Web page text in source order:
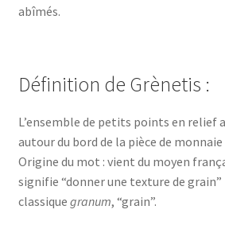
abîmés.
Définition de Grènetis :
L’ensemble de petits points en relief
autour du bord de la pièce de
Origine du mot : vient du moyen
signifie “donner une texture de
classique granum, “grain”.